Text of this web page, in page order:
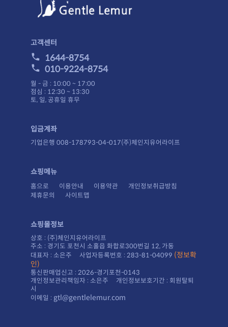
고객센터
1644-8754
010-9224-8754
월 - 금 : 10:00 ~ 17:00
점심 : 12:30 ~ 13:30
토, 일, 공휴일 휴무
입금계좌
기업은행 008-178793-04-017(주)체인지유어라이프
쇼핑메뉴
홈으로 이용안내 이용약관
개인정보취급방침
제휴문의
사이트맵
쇼핑몰정보
상호 : (주)체인지유어라이프
주소 : 경기도 포천시 소홀읍 화합로300번길 12, 가동
대표자 : 소은주 사업자등록번호 : 283-81-04099
인)
통신판매업신고 : 2026-경기포천-0143
시
이메일 : gtl@gentlelemur.com